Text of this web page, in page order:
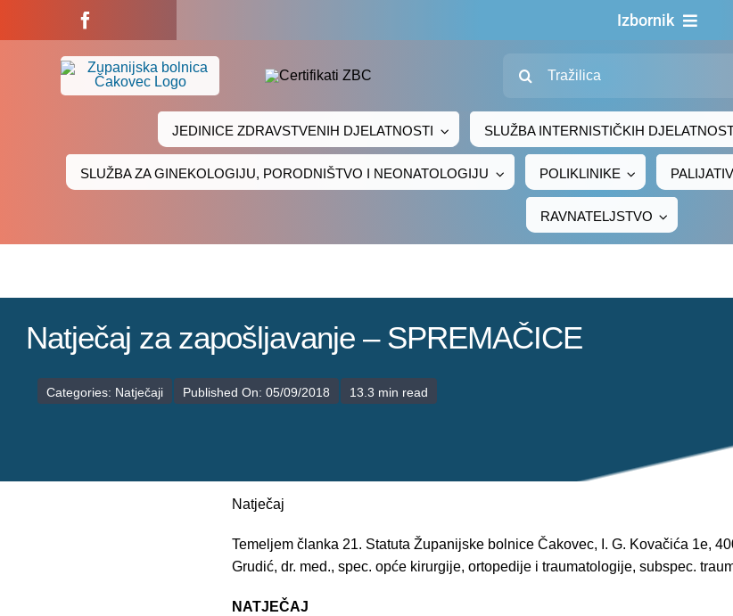
Izbornik
JEDINICE ZDRAVSTVENIH DJELATNOSTI SLUŽBA INTERNISTIČKIH
SLUŽBA ZA GINEKOLOGIJU, PORODNIŠTVO I NEONATOLOGIJU POLIKLINIKE
RAVNATELJSTVO
Natječaj za zapošljavanje – SPREMAČICE
Categories: Natječaji Published On: 05/09/2018 13.3 min read
Natječaj
Temeljem članka 21. Statuta Županijske bolnice Čakovec, I. G. Kovačića 1e,
Grudić, dr. med., spec. opće kirurgije, ortopedije i traumatologije, subspec.
NATJEČAJ